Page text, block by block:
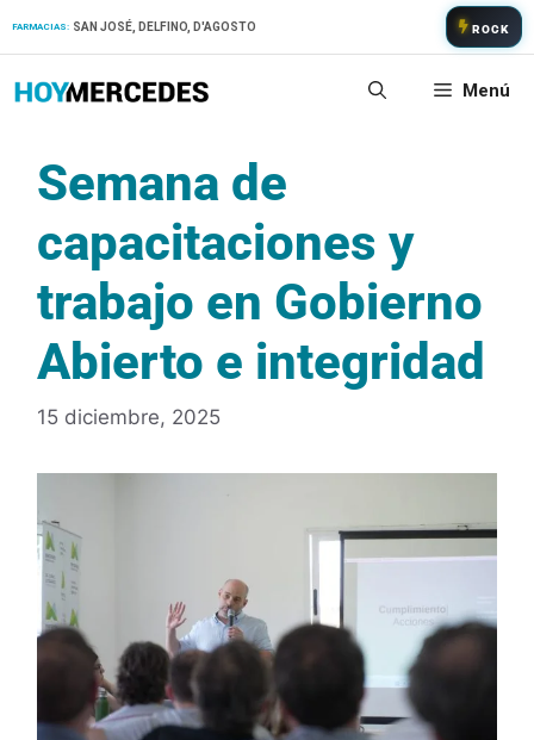
FARMACIAS: SAN JOSÉ, DELFINO, D'AGOSTO ROCK
Menú
Semana de
capacitaciones y
trabajo en Gobierno
Abierto e integridad
15 diciembre, 2025